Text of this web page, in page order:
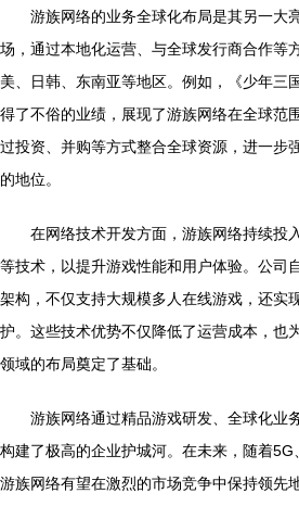
游族网络的业务全球化布局是其另一大
场，通过本地化运营、与全球发行商合作等
美、日韩、东南亚等地区。例如，《少年三
得了不俗的业绩，展现了游族网络在全球范
过投资、并购等方式整合全球资源，进一步
的地位。
在网络技术开发方面，游族网络持续投
等技术，以提升游戏性能和用户体验。公司
架构，不仅支持大规模多人在线游戏，还实
护。这些技术优势不仅降低了运营成本，也
领域的布局奠定了基础。
游族网络通过精品游戏研发、全球化业
构建了极高的企业护城河。在未来，随着5G
游族网络有望在激烈的市场竞争中保持领先